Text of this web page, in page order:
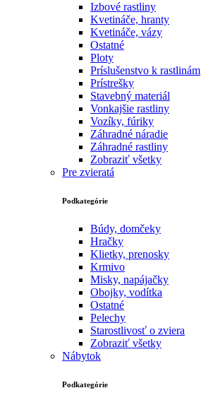
Izbové rastliny
Kvetináče, hranty
Kvetináče, vázy
Ostatné
Ploty
Príslušenstvo k rastlinám
Prístrešky
Stavebný materiál
Vonkajšie rastliny
Vozíky, fúriky
Záhradné náradie
Záhradné rastliny
Zobraziť všetky
Pre zvieratá
Podkategórie
Búdy, domčeky
Hračky
Klietky, prenosky
Krmivo
Misky, napájačky
Obojky, vodítka
Ostatné
Pelechy
Starostlivosť o zviera
Zobraziť všetky
Nábytok
Podkategórie